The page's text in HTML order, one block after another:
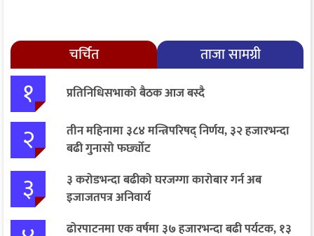
चर्चित ताजा सामग्री
१ प्रतिनिधिसभाको बैठक आज बस्दै
२
तीन महिनामा ३८४ मन्त्रिपरिषद् निर्णय, ३२ हजारभन्दा
बढी गुनासो फर्छ्योट
३
३ करोडभन्दा बढीको घरजग्गा कारोबार गर्न अब
इजाजतपत्र अनिवार्य
ढोरपाटनमा एक वर्षमा ३७ हजारभन्दा बढी पर्यटक, १३